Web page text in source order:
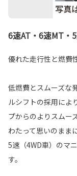
6速AT・6速MT・
優れた走行性と燃費
低燃費とスムーズな
ルシフトの採用によ
プからのよりスムー
わたって思いのまま
5速（4WD車）のマ
す。